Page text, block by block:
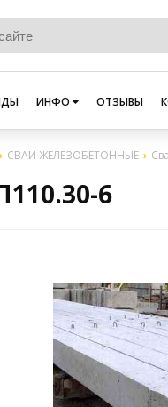
ИНФО ОТЗЫВЫ
СВАИ ЖЕЛЕЗОБЕТОННЫЕ
6